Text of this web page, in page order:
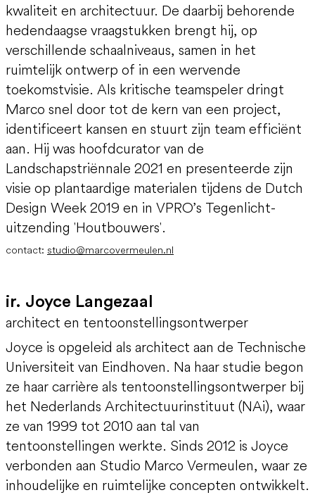
kwaliteit en architectuur. De daarbij behorende
hedendaagse vraagstukken brengt hij, op
verschillende schaalniveaus, samen in het
ruimtelijk ontwerp of in een wervende
toekomstvisie. Als kritische teamspeler dringt
Marco snel door tot de kern van een project,
identificeert kansen en stuurt zijn team efficiënt
aan. Hij was hoofdcurator van de
Landschapstriënnale 2021 en presenteerde zijn
visie op plantaardige materialen tijdens de Dutch
Design Week 2019 en in VPRO’s Tegenlicht-
uitzending 'Houtbouwers'.
contact: studio@marcovermeulen.nl
ir. Joyce Langezaal
architect en tentoonstellingsontwerper
Joyce is opgeleid als architect aan de Technische
Universiteit van Eindhoven. Na haar studie begon
ze haar carrière als tentoonstellingsontwerper bij
het Nederlands Architectuurinstituut (NAi), waar
ze van 1999 tot 2010 aan tal van
tentoonstellingen werkte. Sinds 2012 is Joyce
verbonden aan Studio Marco Vermeulen, waar ze
inhoudelijke en ruimtelijke concepten ontwikkelt.